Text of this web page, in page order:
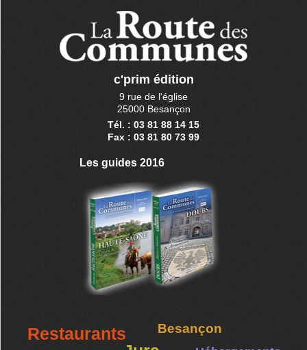
c'prim édition
9 rue de l'église
25000 Besançon
Tél. : 03 81 88 14 15
Fax : 03 81 80 73 99
Les guides 2016
Restaurants Besançon